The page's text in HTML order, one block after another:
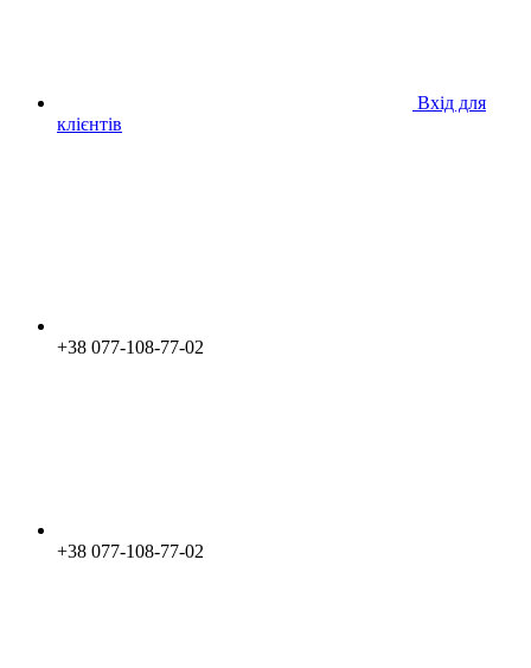
Вхід для
клієнтів
+38 077-108-77-02
+38 077-108-77-02